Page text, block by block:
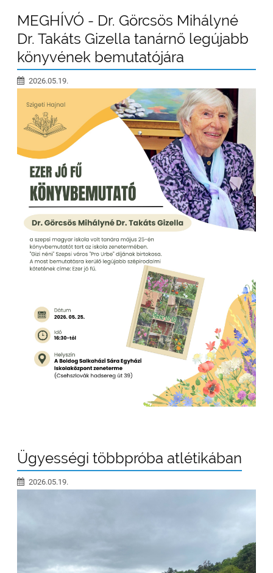
MEGHÍVÓ - Dr. Görcsös Mihályné
Dr. Takáts Gizella tanárnő legújabb
könyvének bemutatójára
2026.05.19.
Ügyességi többpróba atlétikában
2026.05.19.